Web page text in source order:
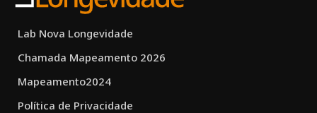
Lab Nova Longevidade
Chamada Mapeamento 2026
Mapeamento2024
Política de Privacidade